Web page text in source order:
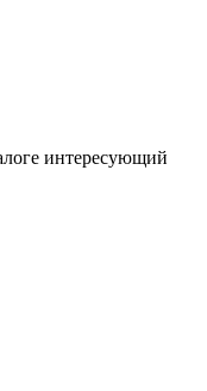
интересующий